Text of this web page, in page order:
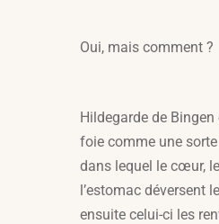
Oui, mais comment ?
Hildegarde de
foie comme une
dans lequel le cœur,
l’estomac déversent
ensuite celui-ci les